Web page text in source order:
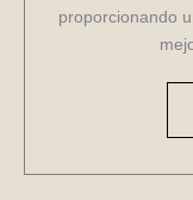
proporcionando